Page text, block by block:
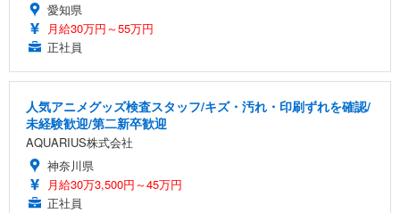
愛知県
月給30万円～55万円
正社員
人気アニメグッズ検査スタッフ/キズ・汚れ・印刷ずれを確認/
未経験歓迎/第二新卒歓迎
AQUARIUS株式会社
神奈川県
月給30万3,500円～45万円
正社員